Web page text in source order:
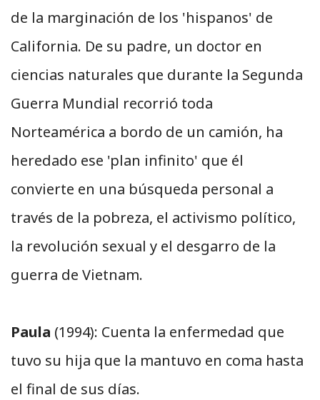
de la marginación de los 'hispanos' de
California. De su padre, un doctor en
ciencias naturales que durante la Segunda
Guerra Mundial recorrió toda
Norteamérica a bordo de un camión, ha
heredado ese 'plan infinito' que él
convierte en una búsqueda personal a
través de la pobreza, el activismo político,
la revolución sexual y el desgarro de la
guerra de Vietnam.
Paula (1994): Cuenta la enfermedad que
tuvo su hija que la mantuvo en coma hasta
el final de sus días.